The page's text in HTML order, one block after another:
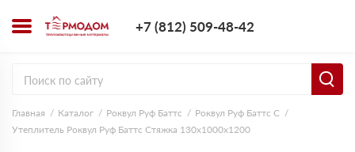
+7 (812) 509-48-42
Главная Каталог Роквул Руф Баттс
Роквул Руф Баттс C
Утеплитель Роквул Руф Баттс Стяжка 130х1000х1200